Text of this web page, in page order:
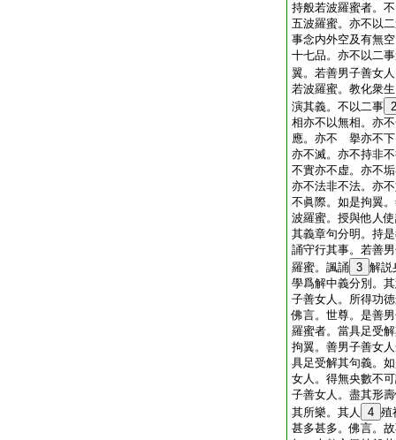
持般若波羅蜜者。
五波羅蜜。亦不以
事念内外空及有無
十七品。亦不以二
翼。若善男子善女
若波羅蜜。教化衆
演其義。不以二事 2
相亦不以無相。亦
應。亦不 擧亦不下
亦不滅。亦不持非
不實亦不虚。亦不
亦不法非不法。亦
不眞際。如是拘翼
波羅蜜。授與他人
其義章句分明。持
誦守行其事。若善
羅蜜。諷誦 3 解説
學爲解中義分別。
子善女人。所得功
佛言。世尊。是善
羅蜜者。當具足受
拘翼。善男子善女
具足受解其句義。
女人。得無央數不
子善女人。盡其形
其所樂。其人
4 殖
甚多甚多。佛言。